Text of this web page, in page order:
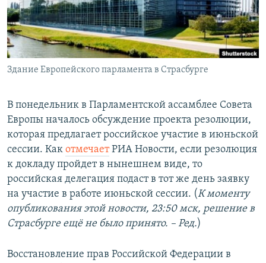
СОЦИАЛЬНЫЕ СЕТИ
Все сайты РСЕ/РС
Здание Европейского парламента в Страсбурге
В понедельник в Парламентской ассамблее Совета
Европы началось обсуждение проекта резолюции,
которая предлагает российское участие в июньской
сессии. Как отмечаетРИА Новости, если резолюция
к докладу пройдет в нынешнем виде, то
российская делегация подаст в тот же день заявку
на участие в работе июньской сессии. (К моменту
опубликования этой новости, 23:50 мск, решение в
Страсбурге ещё не было принято. – Ред.)
Восстановление прав Российской Федерации в